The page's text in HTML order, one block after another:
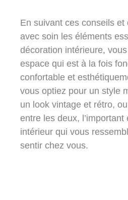
En suivant ces conseils et
avec soin les éléments
décoration intérieure,
espace qui est à la fois
confortable et
vous optiez pour un style
un look vintage et rétro,
entre les deux, l’important
intérieur qui vous
sentir chez vous.